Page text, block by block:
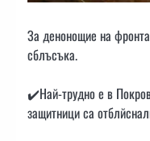
За денонощие на
сблъсъка.
✔️Най-трудно е в
защитници са